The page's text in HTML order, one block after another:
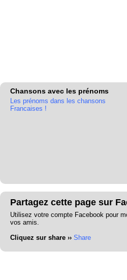
Chansons avec les prénoms
Les prénoms dans les chansons
Francaises !
Partagez cette page sur
Utilisez votre compte Facebook pour
vos amis.
Cliquez sur share ›› Share